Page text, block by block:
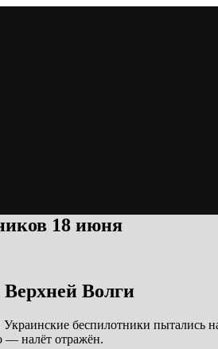
18 июня
Волги
беспилотники пытались
— налёт отражён.